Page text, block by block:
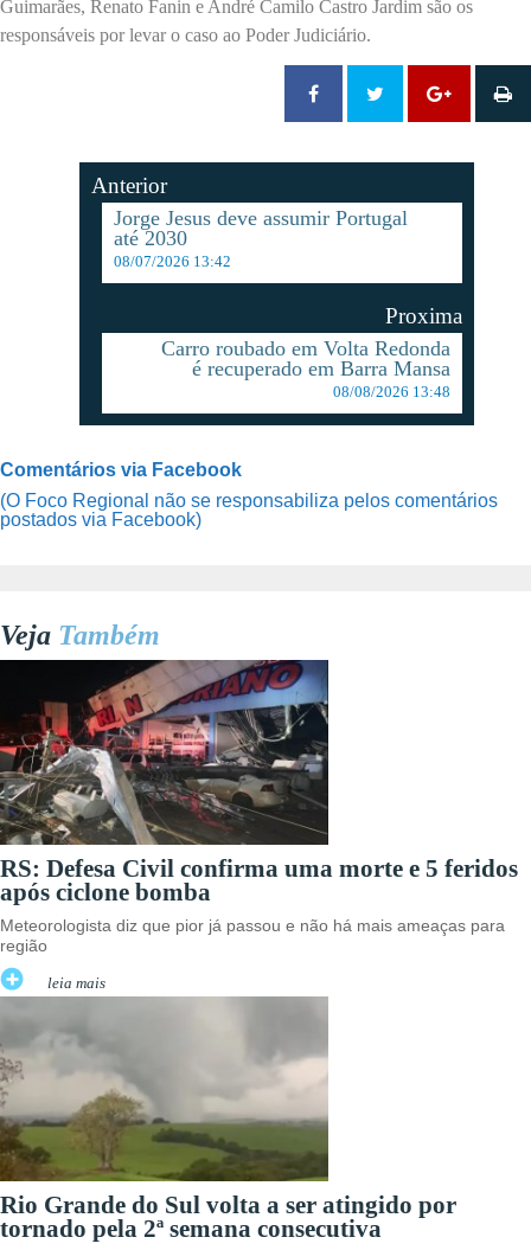
Guimarães, Renato Fanin e André Camilo Castro Jardim são os
responsáveis por levar o caso ao Poder Judiciário.
Anterior
Jorge Jesus deve assumir Portugal
até 2030
08/07/2026 13:42
Proxima
Carro roubado em Volta Redonda
é recuperado em Barra Mansa
08/08/2026 13:48
Comentários via Facebook
(O Foco Regional não se responsabiliza pelos comentários
postados via Facebook)
Veja Também
RS: Defesa Civil confirma uma morte e 5 feridos
após ciclone bomba
Meteorologista diz que pior já passou e não há mais ameaças para
região
leia mais
Rio Grande do Sul volta a ser atingido por
tornado pela 2ª semana consecutiva